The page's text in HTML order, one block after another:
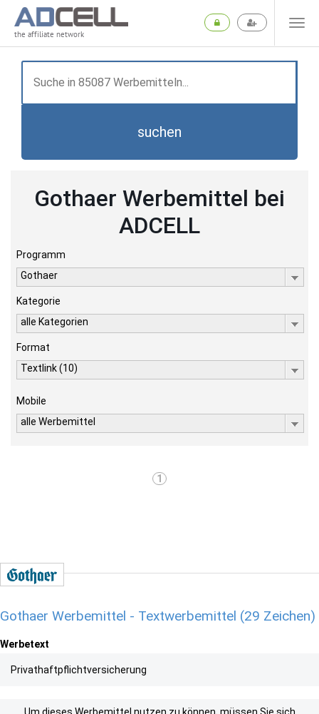
the affiliate network
suchen
Gothaer Werbemittel bei
ADCELL
Programm
Gothaer
Kategorie
alle Kategorien
Format
Textlink (10)
Mobile
alle Werbemittel
1
Gothaer Werbemittel - Textwerbemittel (29 Zeichen)
Werbetext
Privathaftpflichtversicherung